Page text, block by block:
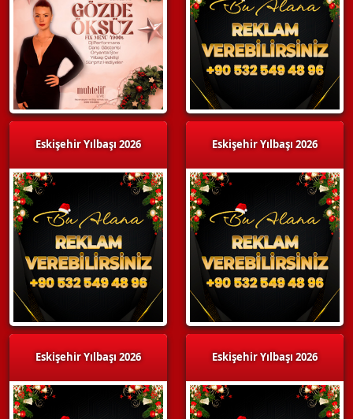
Eskişehir Yılbaşı 2026
Eskişehir Yılbaşı 2026
Eskişehir Yılbaşı 2026
Eskişehir Yılbaşı 2026